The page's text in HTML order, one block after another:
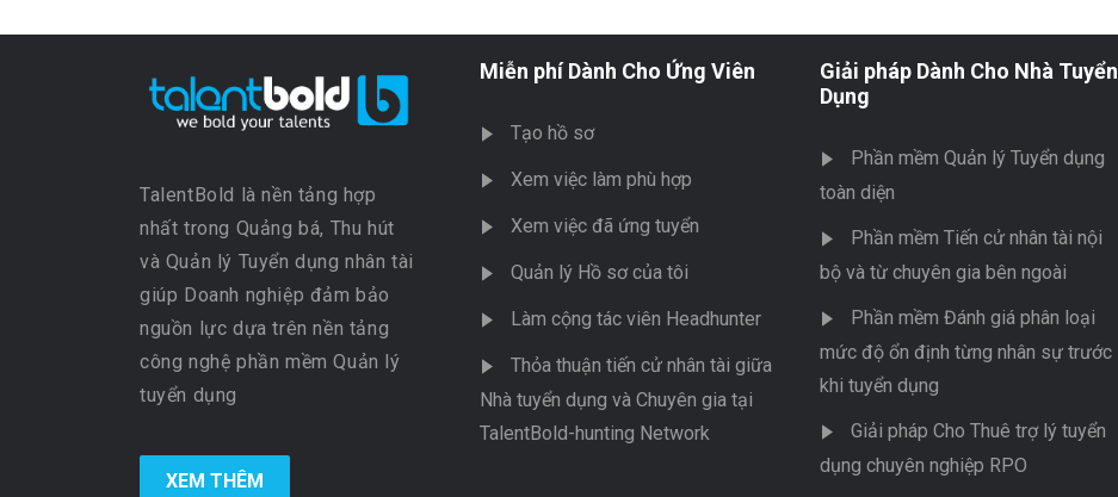
TalentBold là nền tảng hợp
nhất trong Quảng bá, Thu hút
và Quản lý Tuyển dụng nhân tài
giúp Doanh nghiệp đảm bảo
nguồn lực dựa trên nền tảng
công nghệ phần mềm Quản lý
tuyển dụng
XEM THÊM
Miễn phí Dành Cho Ứng Viên
Tạo hồ sơ
Xem việc làm phù hợp
Xem việc đã ứng tuyển
Quản lý Hồ sơ của tôi
Làm cộng tác viên Headhunter
Thỏa thuận tiến cử nhân tài giữa
Nhà tuyển dụng và Chuyên gia tại
TalentBold-hunting Network
Giải pháp Dành Cho Nhà Tuyển
Dụng
Phần mềm Quản lý Tuyển dụng
toàn diện
Phần mềm Tiến cử nhân tài nội
bộ và từ chuyên gia bên ngoài
Phần mềm Đánh giá phân loại
mức độ ổn định từng nhân sự trước
khi tuyển dụng
Giải pháp Cho Thuê trợ lý tuyển
dụng chuyên nghiệp RPO